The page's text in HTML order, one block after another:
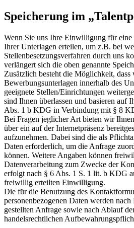
Speicherung im
Wenn Sie uns Ihre Einwilligung für eine
Ihrer Unterlagen erteilen, um z.B. bei
Stellenbesetzungsverfahren durch uns
verlängert sich die oben genannte
Zusätzlich besteht die Möglichkeit, dass
Bewerbungsunterlagen innerhalb des
geeignete Stellen/Einrichtungen
sind Ihnen überlassen und basieren auf
Abs. 1 b KDG in Verbindung mit § 8
Bei Fragen jeglicher Art bieten wir
über ein auf der Internetpräsenz
aufzunehmen. Dabei sind die als
Daten erforderlich, um die Anfrage
können. Weitere Angaben können
Datenverarbeitung zum Zwecke der
erfolgt nach § 6 Abs. 1 S. 1 lit. b KDG
freiwillig erteilten Einwilligung.
Die für die Benutzung des
personenbezogenen Daten werden
gestellten Anfrage sowie nach Ablauf
handelsrechtlichen